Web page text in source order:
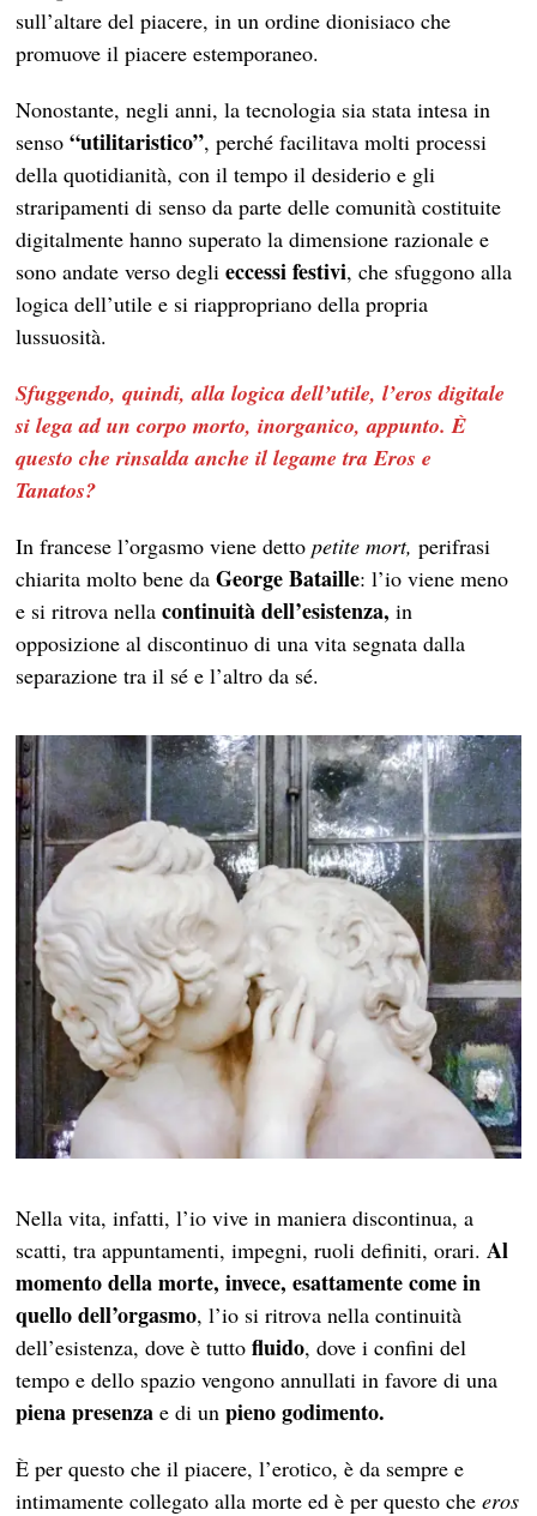
sull’altare del piacere, in un ordine dionisiaco che
promuove il piacere estemporaneo.
Nonostante, negli anni, la tecnologia sia stata intesa in
senso“utilitaristico”, perché facilitava molti processi
della quotidianità, con il tempo il desiderio e gli
straripamenti di senso da parte delle comunità costituite
digitalmente hanno superato la dimensione razionale e
sono andate verso deglieccessi festivi, che sfuggono alla
logica dell’utile e si riappropriano della propria
lussuosità.
Sfuggendo, quindi, alla logica dell’utile, l’eros digitale
si lega ad un corpo morto, inorganico, appunto. È
questo che rinsalda anche il legame tra Eros e
Tanatos?
In francese l’orgasmo viene dettopetite mort,perifrasi
chiarita molto bene daGeorge Bataille: l’io viene meno
e si ritrova nellacontinuità dell’esistenza, in
opposizione al discontinuo di una vita segnata dalla
separazione tra il sé e l’altro da sé.
Nella vita, infatti, l’io vive in maniera discontinua, a
scatti, tra appuntamenti, impegni, ruoli definiti, orari. Al
momento della morte, invece, esattamente come in
quello dell’orgasmo, l’io si ritrova nella continuità
dell’esistenza, dove è tuttofluido, dove i confini del
tempo e dello spazio vengono annullati in favore di una
piena presenza e di unpieno godimento.
È per questo che il piacere, l’erotico, è da sempre e
intimamente collegato alla morte ed è per questo cheeros